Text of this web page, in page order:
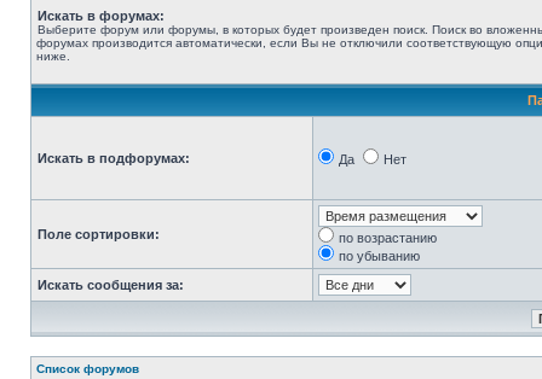
Искать в форумах:
Выберите форум или форумы, в которых будет произведен поиск. Поиск во
форумах производится автоматически, если Вы не отключили соответствующую
ниже.
Искать в подфорумах: Да Нет
Поле сортировки:
по возрастанию
по убыванию
Искать сообщения за:
Список форумов